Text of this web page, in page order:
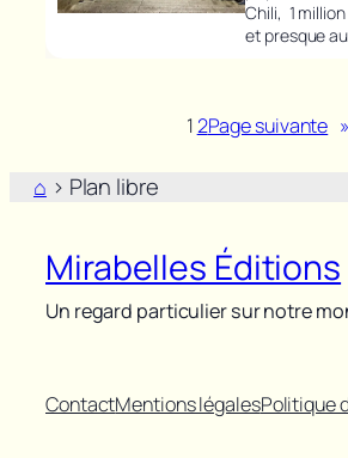
Chili, 1
et presque
12Page suivante »
⌂ > Plan libre
Mirabelles Éditions
Un regard particulier sur notre
ContactMentions légalesPolitique